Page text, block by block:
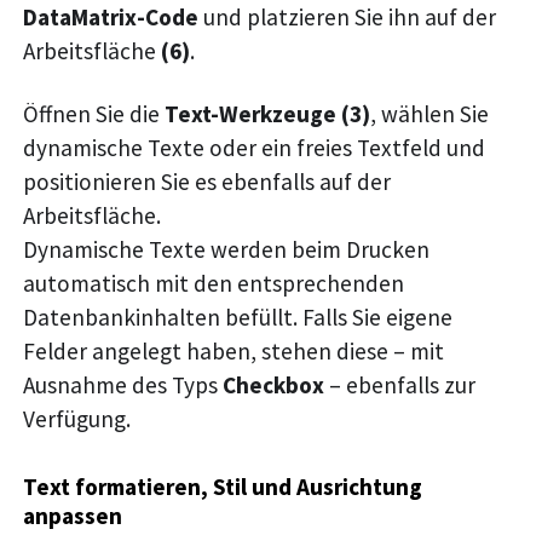
DataMatrix-Code und platzieren Sie ihn auf der
Arbeitsfläche (6).
Öffnen Sie die Text-Werkzeuge (3), wählen Sie
dynamische Texte oder ein freies Textfeld und
positionieren Sie es ebenfalls auf der
Arbeitsfläche.
Dynamische Texte werden beim Drucken
automatisch mit den entsprechenden
Datenbankinhalten befüllt. Falls Sie eigene
Felder angelegt haben, stehen diese – mit
Ausnahme des Typs Checkbox – ebenfalls zur
Verfügung.
Text formatieren, Stil und Ausrichtung
anpassen